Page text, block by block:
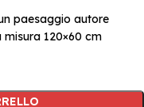
paesaggio autore
120×60 cm